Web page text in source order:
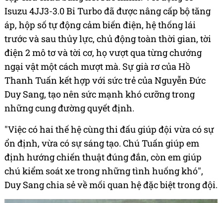
dẫn đến hư hỏng xe hoặc mất điểm vì sai sót. Đội
407 đã học được bài học từ những năm trước rằng
đua địa hình không chỉ là cuộc chiến về tốc độ, mà
còn là nghệ thuật về sự bền bỉ và bung sức đúng
thời điểm.
Ba bài thi quyết định ở ngày cuối giải là thời điểm
cặp chú cháu bung hết sức mình. Với động cơ
Isuzu 4JJ3-3.0 Bi Turbo đã được nâng cấp bộ tăng
áp, hộp số tự động cảm biến điện, hệ thống lái
trước và sau thủy lực, chủ động toàn thời gian, tời
điện 2 mô tơ và tời cơ, họ vượt qua từng chướng
ngại vật một cách mượt mà. Sự già rơ của Hồ